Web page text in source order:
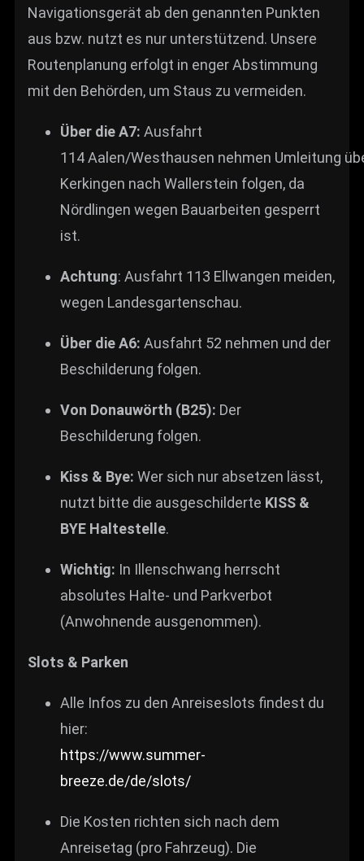
Navigationsgerät ab den genannten Punkten
aus bzw. nutzt es nur unterstützend. Unsere
Routenplanung erfolgt in enger Abstimmung
mit den Behörden, um Staus zu vermeiden.
Über die A7: Ausfahrt
114 Aalen/Westhausen nehmen Umleitung
Kerkingen nach Wallerstein folgen, da
Nördlingen wegen Bauarbeiten gesperrt
ist.
Achtung: Ausfahrt 113 Ellwangen meiden,
wegen Landesgartenschau.
Über die A6: Ausfahrt 52 nehmen und der
Beschilderung folgen.
Von Donauwörth (B25): Der
Beschilderung folgen.
Kiss & Bye: Wer sich nur absetzen lässt,
nutzt bitte die ausgeschilderte KISS &
BYE Haltestelle.
Wichtig: In Illenschwang herrscht
absolutes Halte- und Parkverbot
(Anwohnende ausgenommen).
Slots & Parken
Alle Infos zu den Anreiseslots findest du
hier:
https://www.summer-
breeze.de/de/slots/
Die Kosten richten sich nach dem
Anreisetag (pro Fahrzeug). Die